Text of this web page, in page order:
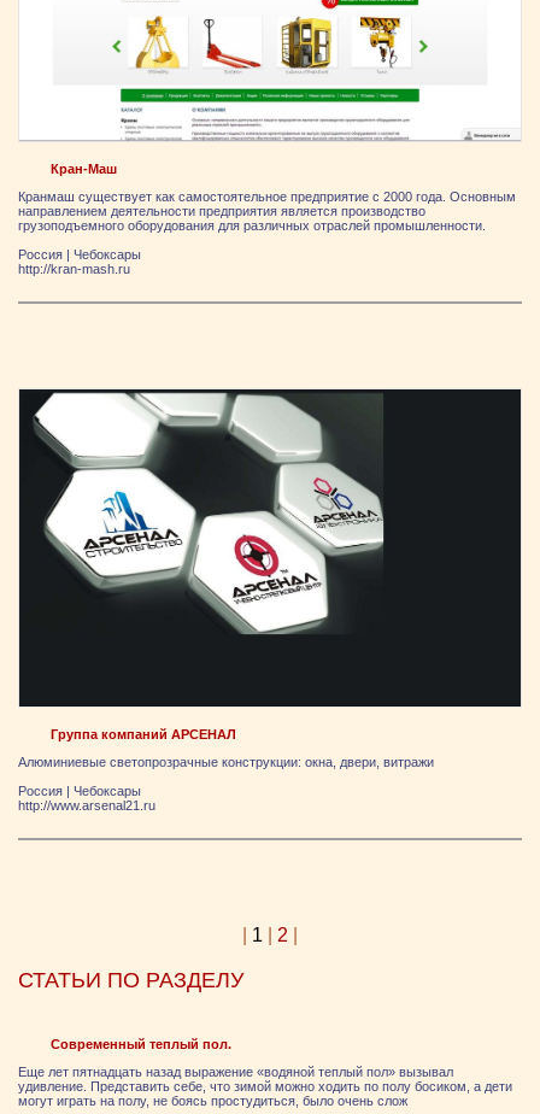
Кран-Маш
Кранмаш существует как самостоятельное предприятие с 2000 года. Основным
направлением деятельности предприятия является производство
грузоподъемного оборудования для различных отраслей промышленности.
Россия
Чебоксары
http://kran-mash.ru
Группа компаний АРСЕНАЛ
Алюминиевые светопрозрачные конструкции: окна, двери, витражи
Россия | Чебоксары
http://www.arsenal21.ru
1 2
СТАТЬИ ПО РАЗДЕЛУ
Современный теплый пол.
Еще лет пятнадцать назад выражение «водяной теплый пол» вызывал
удивление. Представить себе, что зимой можно ходить по полу босиком, а дети
могут играть на полу, не боясь простудиться, было очень слож